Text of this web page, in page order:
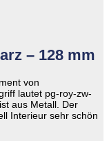
– 128 mm
von
lautet pg-roy-zw-
aus Metall. Der
Interieur sehr schön